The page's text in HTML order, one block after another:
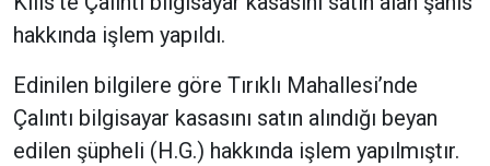
hakkında işlem yapıldı.
Edinilen bilgilere göre Tırıklı Mahallesi’nde
Çalıntı bilgisayar kasasını satın alındığı beyan
edilen şüpheli (H.G.) hakkında işlem yapılmıştır.